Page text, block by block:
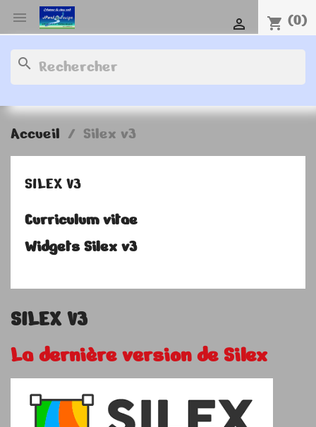
 shopping_cart (0)

search
Accueil Silex v3
SILEX V3
Curriculum vitae
Widgets Silex v3
SILEX V3
La dernière version de Silex